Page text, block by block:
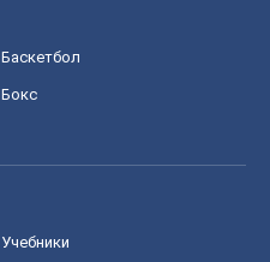
Баскетбол
Бокс
Учебники